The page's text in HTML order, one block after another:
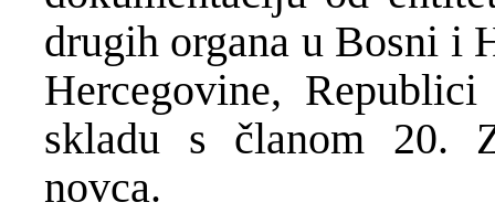
drugih organa u Bosni i
Hercegovine,
skladu s članom 20.
novca.